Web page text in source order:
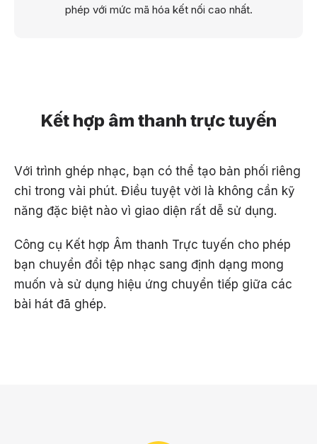
phép với mức mã hóa kết nối cao nhất.
Kết hợp âm thanh trực tuyến
Với trình ghép nhạc, bạn có thể tạo bản phối riêng
chỉ trong vài phút. Điều tuyệt vời là không cần kỹ
năng đặc biệt nào vì giao diện rất dễ sử dụng.
Công cụ Kết hợp Âm thanh Trực tuyến cho phép
bạn chuyển đổi tệp nhạc sang định dạng mong
muốn và sử dụng hiệu ứng chuyển tiếp giữa các
bài hát đã ghép.